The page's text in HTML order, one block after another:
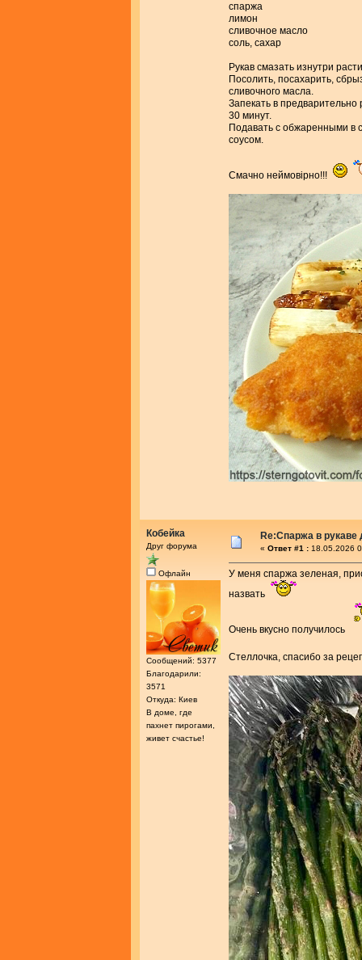
спаржа
лимон
сливочное масло
соль, сахар
Рукав смазать изнутри
Посолить, посахарить,
сливочного масла.
Запекать в предварительно
30 минут.
Подавать с обжаренными в
соусом.
Смачно неймовірно!!!
Кобейка
Друг форума
Офлайн
Сообщений: 5377
Благодарили:
3571
Откуда: Киев
В доме, где
пахнет пирогами,
живет счастье!
Re:Спаржа в рукаве
« Ответ #1 : 18.05.2026
У меня спаржа зеленая,
назвать
Очень вкусно получилось
Стеллочка, спасибо за